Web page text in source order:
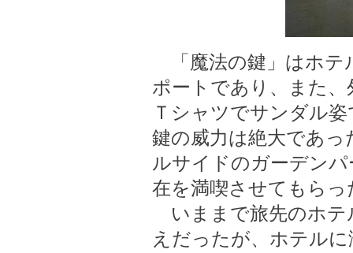
「魔法の鍵」はホテ
ポートであり、また
Ｔシャツでサンダル
鍵の威力は絶大であ
ルサイドのガーデン
在を満喫させてもらっ
いままで旅先のホテ
えだったが、ホテル